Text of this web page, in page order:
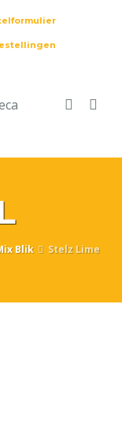
Blik
Stelz Lime